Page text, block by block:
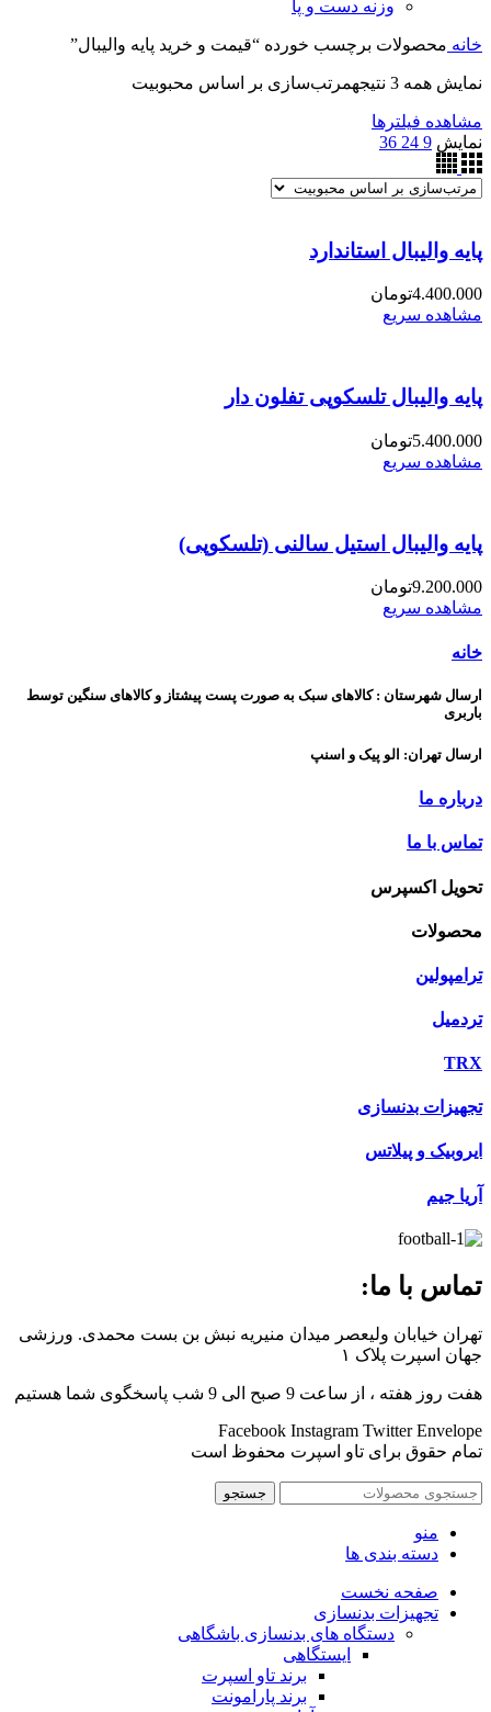
وزنه دست و پا
خانه محصولات برچسب خورده “قیمت و خرید پایه والیبال”
نمایش همه 3 نتیجه مرتب‌سازی بر اساس محبوبیت
مشاهده فیلترها
نمایش 9
24
36
پایه والیبال استاندارد
تومان4.400.000
مشاهده سریع
پایه والیبال تلسکوپی تفلون دار
تومان5.400.000
مشاهده سریع
پایه والیبال استیل سالنی (تلسکوپی)
تومان9.200.000
مشاهده سریع
خانه
ارسال شهرستان : کالاهای سبک به صورت پست پیشتاز و کالاهای سنگین توسط
باربری
ارسال تهران: الو پیک و اسنپ
درباره ما
تماس با ما
تحویل اکسپرس
محصولات
ترامپولین
تردمیل
TRX
تجهیزات بدنسازی
ایروبیک و پیلاتس
آریا جیم
تماس با ما:
تهران خیابان ولیعصر میدان منیریه نبش بن بست محمدی. ورزشی
جهان اسپرت پلاک ۱
هفت روز هفته ، از ساعت 9 صبح الی 9 شب پاسخگوی شما هستیم
Facebook Instagram Twitter Envelope
تمام حقوق برای تاو اسپرت محفوظ است
جستجو
منو
دسته بندی ها
صفحه نخست
تجهیزات بدنسازی
دستگاه های بدنسازی باشگاهی
ایستگاهی
برند تاو اسپرت
برند پارامونت